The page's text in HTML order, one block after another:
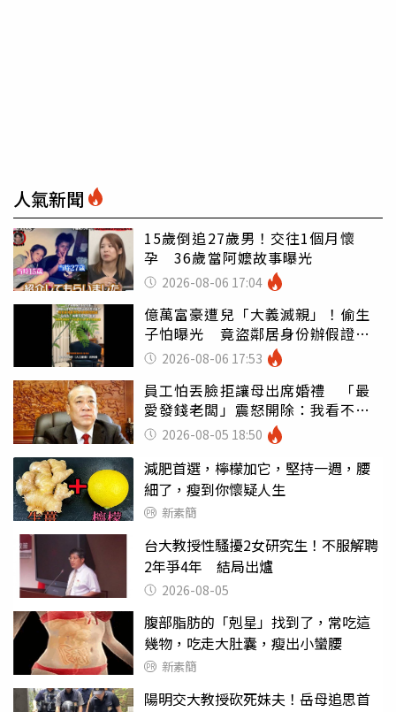
人氣新聞
15歲倒追27歲男！交往1個月懷
孕 36歲當阿嬤故事曝光
2026-08-06 17:04
億萬富豪遭兒「大義滅親」！偷生
子怕曝光 竟盜鄰居身份辦假證落
戶 2026-08-06 17:53
員工怕丟臉拒讓母出席婚禮 「最
愛發錢老闆」震怒開除：我看不起
你 2026-08-05 18:50
減肥首選，檸檬加它，堅持一週，腰
細了，瘦到你懷疑人生
新素簡
台大教授性騷擾2女研究生！不服解聘
2年爭4年 結局出爐
2026-08-05
腹部脂肪的「剋星」找到了，常吃這
幾物，吃走大肚囊，瘦出小蠻腰
新素簡
陽明交大教授砍死妹夫！岳母追思首